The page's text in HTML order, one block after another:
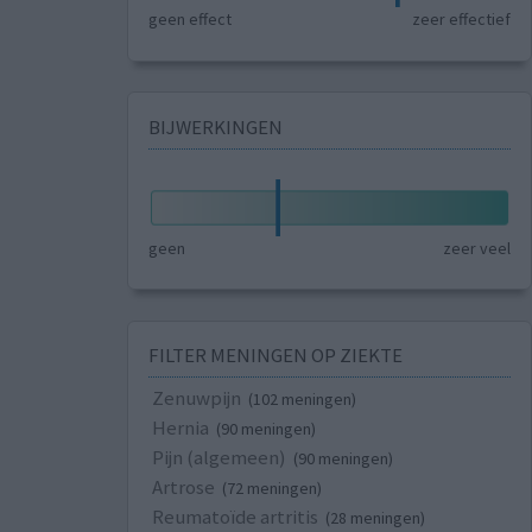
geen effect zeer effectief
BIJWERKINGEN
geen zeer veel
FILTER MENINGEN OP ZIEKTE
Zenuwpijn (102 meningen)
Hernia (90 meningen)
Pijn (algemeen) (90 meningen)
Artrose (72 meningen)
Reumatoïde artritis (28 meningen)